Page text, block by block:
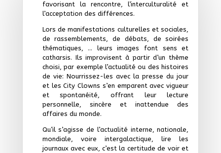
favorisant la rencontre, l’interculturalité et
l’acceptation des différences.
Lors de manifestations culturelles et sociales,
de rassemblements, de débats, de soirées
thématiques, … leurs images font sens et
catharsis. Ils improvisent à partir d’un thème
choisi, par exemple l’actualité ou des histoires
de vie: Nourrissez-les avec la presse du jour
et les City Clowns s’en emparent avec vigueur
et spontanéité, offrant leur lecture
personnelle, sincère et inattendue des
affaires du monde.
Qu’il s’agisse de l’actualité interne, nationale,
mondiale, voire intergalactique, lire les
journaux avec eux, c’est la certitude de voir et